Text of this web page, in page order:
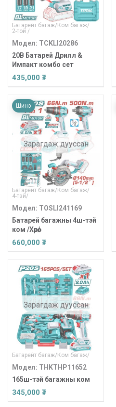
Батарейт багаж/Ком багаж/
2-той /
Модел: TCKLI20286
20В Батарей Дрилл &
Импакт комбо сет
435,000 ₮
Шинэ
Зарагдаж дууссан
Батарейт багаж/Ком багаж/
4-тэй/
Модел: TOSLI241169
Батарей багажны 4ш-тэй
ком /Хөрөө/
660,000 ₮
Зарагдаж дууссан
Батарейт багаж/Ком багаж/
Модел: THKTHP11652
165ш-тэй багажны ком
345,000 ₮